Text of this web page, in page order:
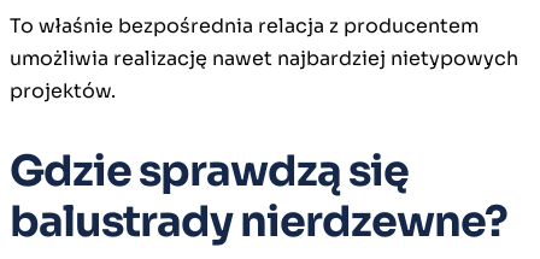
To właśnie bezpośrednia relacja z producentem
umożliwia realizację nawet najbardziej nietypowych
projektów.
Gdzie sprawdzą się
balustrady nierdzewne?